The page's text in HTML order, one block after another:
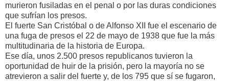
murieron fusiladas en el penal o por las duras condiciones
que sufrían los presos.
El fuerte San Cristóbal o de Alfonso XII fue el escenario de
una fuga de presos el 22 de mayo de 1938 que fue la más
multitudinaria de la historia de Europa.
Ese día, unos 2.500 presos republicanos tuvieron la
oportunidad de huir de la prisión, pero la mayoría no se
atrevieron a salir del fuerte y, de los 795 que sí se fugaron,